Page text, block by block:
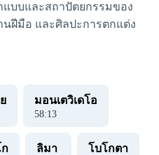
บบและสถาปัตยกรรมของ
นฝีมือ และศิลปะการตกแต่ง
มอนเตวิเดโอ
58:13
ลิมา โบโกตา